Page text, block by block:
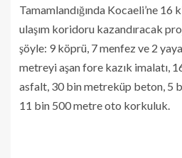
Tamamlandığında Kocaeli’ne
ulaşım koridoru kazandıracak
şöyle: 9 köprü, 7 menfez ve 2
metreyi aşan fore kazık imalatı,
asfalt, 30 bin metreküp beton, 5
11 bin 500 metre oto korkuluk.